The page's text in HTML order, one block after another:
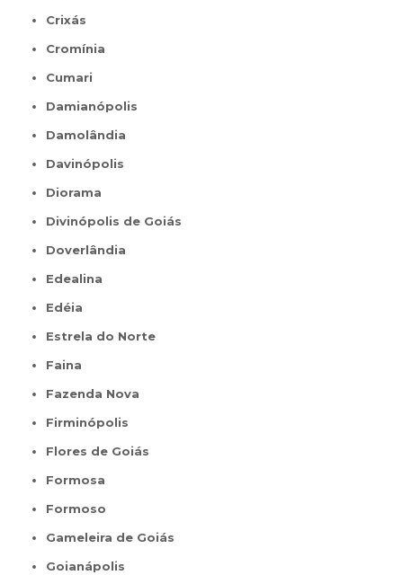
Crixás
Cromínia
Cumari
Damianópolis
Damolândia
Davinópolis
Diorama
Divinópolis de Goiás
Doverlândia
Edealina
Edéia
Estrela do Norte
Faina
Fazenda Nova
Firminópolis
Flores de Goiás
Formosa
Formoso
Gameleira de Goiás
Goianápolis